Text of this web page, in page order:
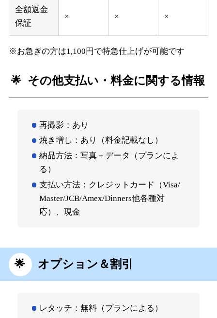
全額返金
保証
× × ×
※お急ぎの方は1,100円で特急仕上げが可能です
その他支払い・料金に関する情報
再撮影：あり
焼き増し：あり（料金記載なし）
納品方法：写真＋データ（プランによ
る）
支払い方法：クレジットカード（Visa/
Master/JCB/Amex/Dinners他各種対
応）、現金
オプション＆割引
レタッチ：無料（プランによる）